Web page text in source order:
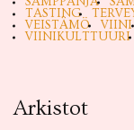
TASTING
VEISTÄMÖ
VIINI
VIINIKULTTUURI
Arkistot